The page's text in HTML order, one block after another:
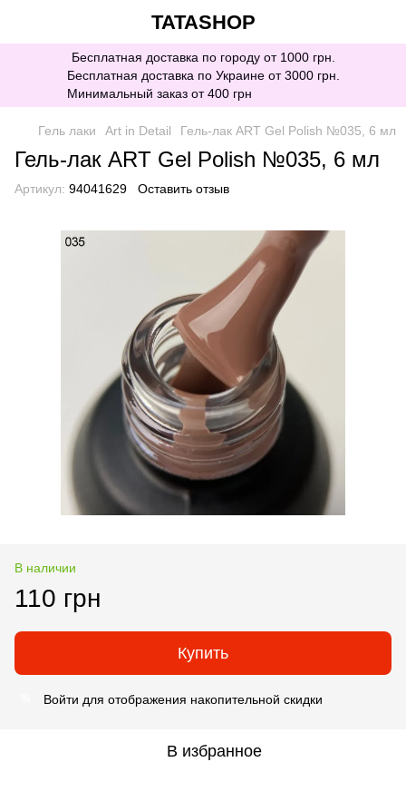
TATASHOP
Бесплатная доставка по городу от 1000 грн.
Бесплатная доставка по Украине от 3000 грн.
Минимальный заказ от 400 грн
Гель лаки Art in Detail Гель-лак ART Gel Polish №035, 6 мл
Гель-лак ART Gel Polish №035, 6 мл
Артикул: 94041629 Оставить отзыв
В наличии
110 грн
Купить
Войти для отображения накопительной скидки
В избранное